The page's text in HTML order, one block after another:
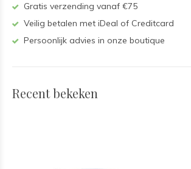
Gratis verzending vanaf €75
Veilig betalen met iDeal of Creditcard
Persoonlijk advies in onze boutique
Recent bekeken